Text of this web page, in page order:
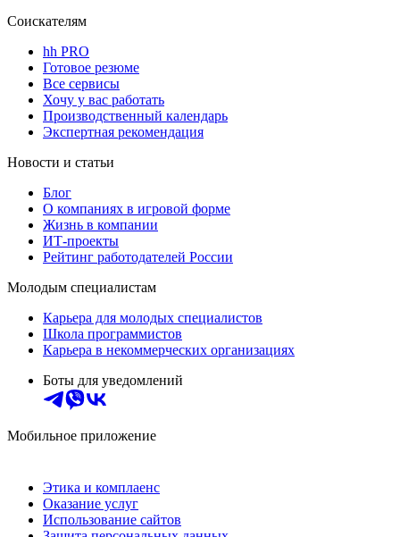
Соискателям
hh PRO
Готовое резюме
Все сервисы
Хочу у вас работать
Производственный календарь
Экспертная рекомендация
Новости и статьи
Блог
О компаниях в игровой форме
Жизнь в компании
ИТ-проекты
Рейтинг работодателей России
Молодым специалистам
Карьера для молодых специалистов
Школа программистов
Карьера в некоммерческих организациях
Боты для уведомлений
Мобильное приложение
Этика и комплаенс
Оказание услуг
Использование сайтов